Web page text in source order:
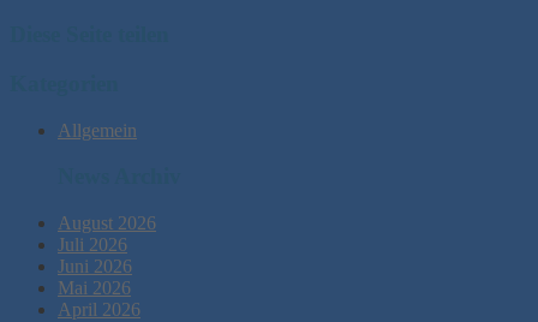
Allgemein
August 2026
Juli 2026
Juni 2026
Mai 2026
April 2026